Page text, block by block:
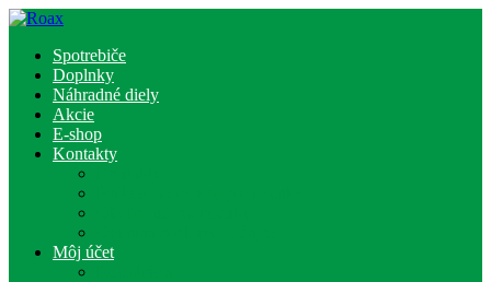
Skip
contentSpotrebiče
Doplnky
Náhradné diely
Akcie
E-shop
Kontakty
Môj účet